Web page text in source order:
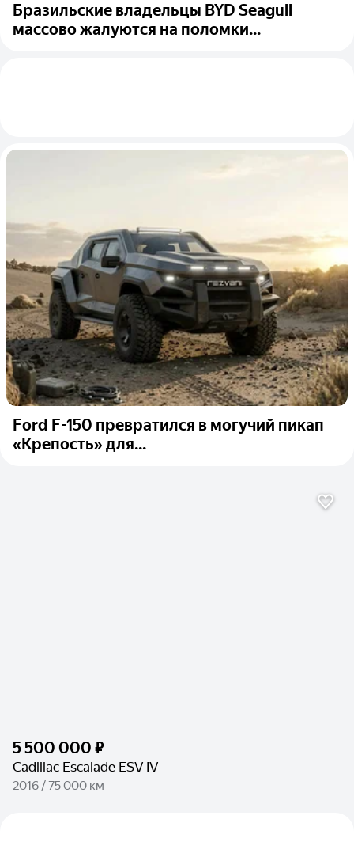
Бразильские владельцы BYD Seagull
массово жалуются на поломки...
Ford F-150 превратился в могучий пикап
«Крепость» для...
5 500 000 ₽
Cadillac Escalade ESV IV
2016 / 75 000 км